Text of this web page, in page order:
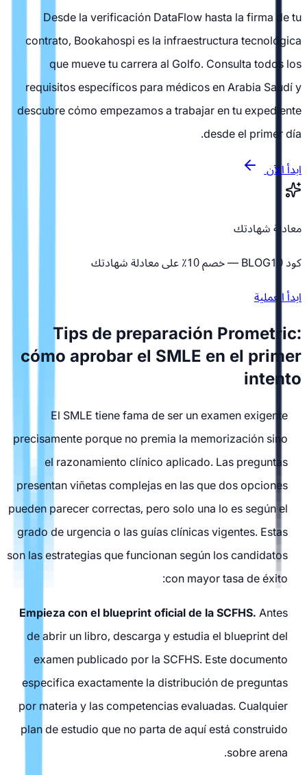
Desde la verificación DataFlow hasta la firma de tu
contrato, Bookahospi es la infraestructura tecnológica
que mueve tu carrera al Golfo. Consulta todos los
requisitos específicos para médicos en Arabia Saudí y
descubre cómo empezamos a trabajar en tu expediente
desde el primer día.
ابدأ الآن
معادلة شهادتك
كود BLOG10 — خصم 10٪ على معادلة شهادتك
ابدأ العملية
Tips de preparación Prometric:
cómo aprobar el SMLE en el primer
intento
El SMLE tiene fama de ser un examen exigente
precisamente porque no premia la memorización sino
el razonamiento clínico aplicado. Las preguntas
presentan viñetas complejas en las que dos opciones
pueden parecer correctas, pero solo una lo es según el
grado de urgencia o las guías clínicas vigentes. Estas
son las estrategias que funcionan según los candidatos
con mayor tasa de éxito:
Empieza con el blueprint oficial de la SCFHS.Antes
de abrir un libro, descarga y estudia el blueprint del
examen publicado por la SCFHS. Este documento
especifica exactamente la distribución de preguntas
por materia y las competencias evaluadas. Cualquier
plan de estudio que no parta de aquí está construido
sobre arena.